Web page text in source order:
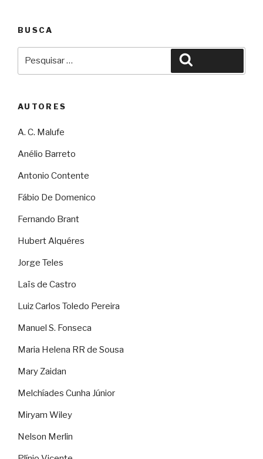
BUSCA
AUTORES
A. C. Malufe
Anélio Barreto
Antonio Contente
Fábio De Domenico
Fernando Brant
Hubert Alquéres
Jorge Teles
Laïs de Castro
Luiz Carlos Toledo Pereira
Manuel S. Fonseca
Maria Helena RR de Sousa
Mary Zaidan
Melchíades Cunha Júnior
Miryam Wiley
Nelson Merlin